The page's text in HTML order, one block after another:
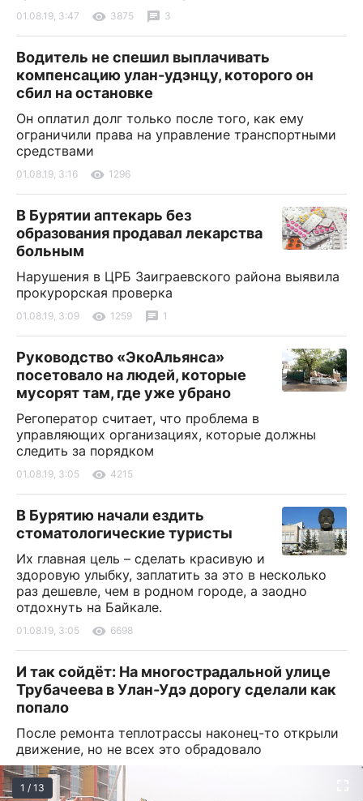
01.08.19, 3:47 3875 3
Водитель не спешил выплачивать
компенсацию улан-удэнцу, которого он
сбил на остановке
Он оплатил долг только после того, как ему
ограничили права на управление транспортными
средствами
01.08.19, 3:16 1296
В Бурятии аптекарь без
образования продавал лекарства
больным
Нарушения в ЦРБ Заиграевского района выявила
прокурорская проверка
01.08.19, 3:09 1259 1
Руководство «ЭкоАльянса»
посетовало на людей, которые
мусорят там, где уже убрано
Регоператор считает, что проблема в
управляющих организациях, которые должны
следить за порядком
01.08.19, 3:05 4215
В Бурятию начали ездить
стоматологические туристы
Их главная цель – сделать красивую и
здоровую улыбку, заплатить за это в несколько
раз дешевле, чем в родном городе, а заодно
отдохнуть на Байкале.
01.08.19, 3:05 6698
И так сойдёт: На многострадальной улице
Трубачеева в Улан-Удэ дорогу сделали как
попало
После ремонта теплотрассы наконец-то открыли
движение, но не всех это обрадовало
1 / 13